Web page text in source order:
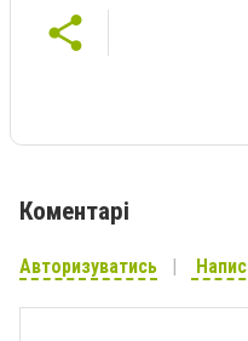
Коментарі
Авторизуватись